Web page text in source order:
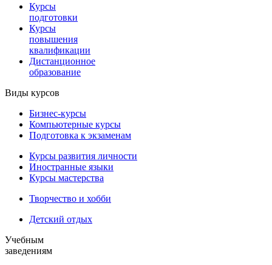
Курсы
подготовки
Курсы
повышения
квалификации
Дистанционное
образование
Виды курсов
Бизнес-курсы
Компьютерные курсы
Подготовка к экзаменам
Курсы развития личности
Иностранные языки
Курсы мастерства
Творчество и хобби
Детский отдых
Учебным
заведениям